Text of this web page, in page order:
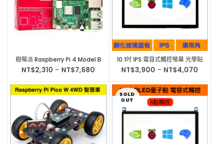
樹莓派 Raspberry Pi 4 Model B
4GB 英國製
NT$2,310 – NT$7,680
10.1吋 IPS 電容式觸控螢幕 光學貼
合 鋼化玻璃面板 Raspberry
Jetson Nano
NT$3,900 – NT$4,070
SOLD
OUT